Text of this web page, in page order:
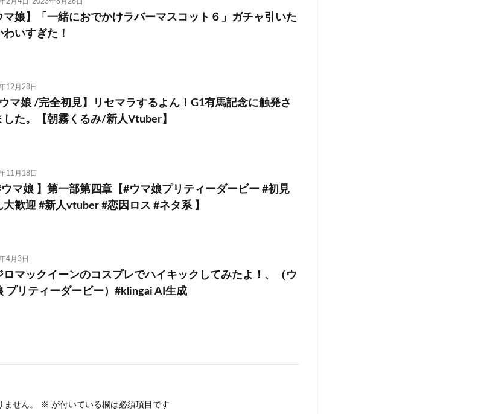
マ娘】「一緒におでかけラバーマスコット６」ガチャ引いた
わいすぎた！
12月28日
ウマ娘 /完全初見】リセマラするよん！G1有馬記念に触発さ
した。【朝霧くるみ/新人Vtuber】
11月18日
ウマ娘 】第一部第四章【#ウマ娘プリティーダービー #初見
大歓迎 #新人vtuber #恋因ロス #ネタ系 】
4月3日
ロマックイーンのコスプレでハイキックしてみたよ！、（ウ
プリティーダービー）#klingai AI生成
せん。 ※ が付いている欄は必須項目です